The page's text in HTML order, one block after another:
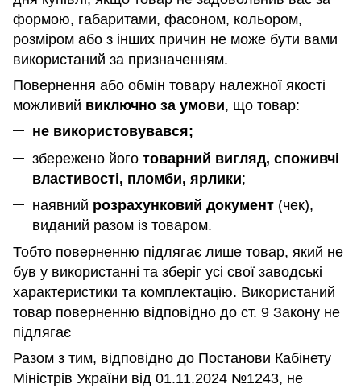
формою, габаритами, фасоном, кольором,
розміром або з інших причин не може бути вами
використаний за призначенням.
Повернення або обмін товару належної якості
можливий виключно за умови, що товар:
не використовувався;
збережено його товарний вигляд, споживчі
властивості, пломби, ярлики;
наявний розрахунковий документ (чек),
виданий разом із товаром.
Тобто поверненню підлягає лише товар, який не
був у використанні та зберіг усі свої заводські
характеристики та комплектацію. Використаний
товар поверненню відповідно до ст. 9 Закону не
підлягає
Разом з тим, відповідно до Постанови Кабінету
Міністрів України від 01.11.2024 №1243, не